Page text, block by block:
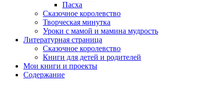
Пасха
Сказочное королевство
Творческая минутка
Уроки с мамой и мамина мудрость
Литературная страница
Сказочное королевство
Книги для детей и родителей
Мои книги и проекты
Содержание